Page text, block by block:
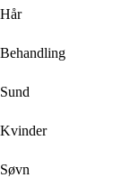
Hår
Behandling
Sund
Kvinder
Søvn